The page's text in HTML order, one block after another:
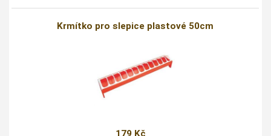
Krmítko pro slepice plastové 50cm